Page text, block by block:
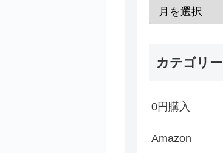
カテゴリー
0円購入
Amazon